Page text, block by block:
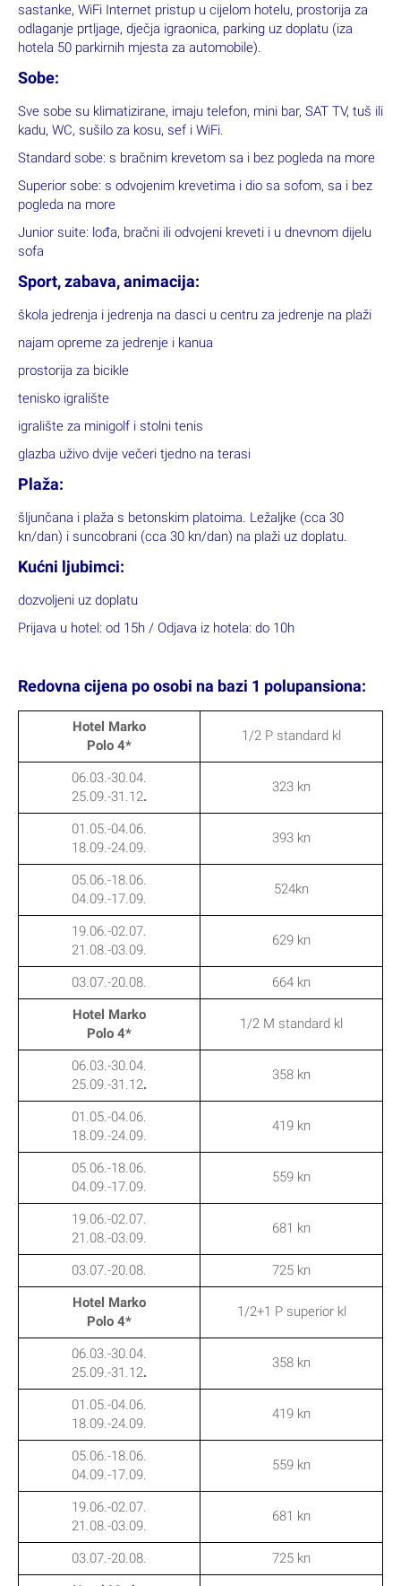
sastanke, WiFi Internet pristup u cijelom hotelu, prostorija za
odlaganje prtljage, dječja igraonica, parking uz doplatu (iza
hotela 50 parkirnih mjesta za automobile).
Sobe:
Sve sobe su klimatizirane, imaju telefon, mini bar, SAT TV, tuš ili
kadu, WC, sušilo za kosu, sef i WiFi.
Standard sobe: s bračnim krevetom sa i bez pogleda na more
Superior sobe: s odvojenim krevetima i dio sa sofom, sa i bez
pogleda na more
Junior suite: lođa, bračni ili odvojeni kreveti i u dnevnom dijelu
sofa
Sport, zabava, animacija:
škola jedrenja i jedrenja na dasci u centru za jedrenje na plaži
najam opreme za jedrenje i kanua
prostorija za bicikle
tenisko igralište
igralište za minigolf i stolni tenis
glazba uživo dvije večeri tjedno na terasi
Plaža:
šljunčana i plaža s betonskim platoima. Ležaljke (cca 30
kn/dan) i suncobrani (cca 30 kn/dan) na plaži uz doplatu.
Kućni ljubimci:
dozvoljeni uz doplatu
Prijava u hotel: od 15h / Odjava iz hotela: do 10h
Redovna cijena po osobi na bazi 1 polupansiona:
Hotel Marko
Polo 4*
1/2 P standard kl
06.03.-30.04.
25.09.-31.12.
323 kn
01.05.-04.06.
18.09.-24.09.
393 kn
05.06.-18.06.
04.09.-17.09.
524kn
19.06.-02.07.
21.08.-03.09.
629 kn
03.07.-20.08.
664 kn
Hotel Marko
Polo 4*
1/2 M standard kl
06.03.-30.04.
25.09.-31.12.
358 kn
01.05.-04.06.
18.09.-24.09.
419 kn
05.06.-18.06.
04.09.-17.09.
559 kn
19.06.-02.07.
21.08.-03.09.
681 kn
03.07.-20.08.
725 kn
Hotel Marko
Polo 4*
1/2+1 P superior kl
06.03.-30.04.
25.09.-31.12.
358 kn
01.05.-04.06.
18.09.-24.09.
419 kn
05.06.-18.06.
04.09.-17.09.
559 kn
19.06.-02.07.
21.08.-03.09.
681 kn
03.07.-20.08.
725 kn